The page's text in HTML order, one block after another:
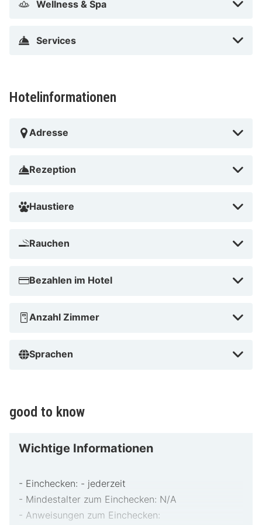
Wellness & Spa
Services
Hotelinformationen
Adresse
Rezeption
Haustiere
Rauchen
Bezahlen im Hotel
Anzahl Zimmer
Sprachen
good to know
Wichtige Informationen
- Einchecken: - jederzeit
- Mindestalter zum Einchecken: N/A
- Anweisungen zum Einchecken: